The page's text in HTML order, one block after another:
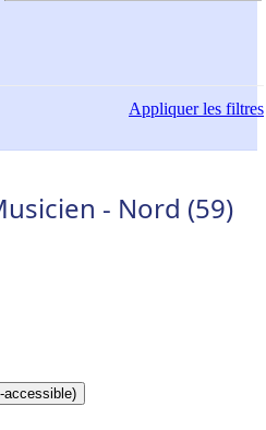
Appliquerles filtres
- Nord (59)
accessible)